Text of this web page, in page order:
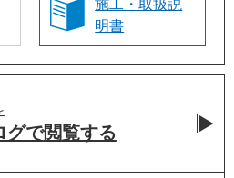
施工・取扱説
明書
グで閲覧する